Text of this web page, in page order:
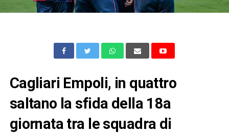
Cagliari Empoli, in quattro
saltano la sfida della 18a
giornata tra le squadra di